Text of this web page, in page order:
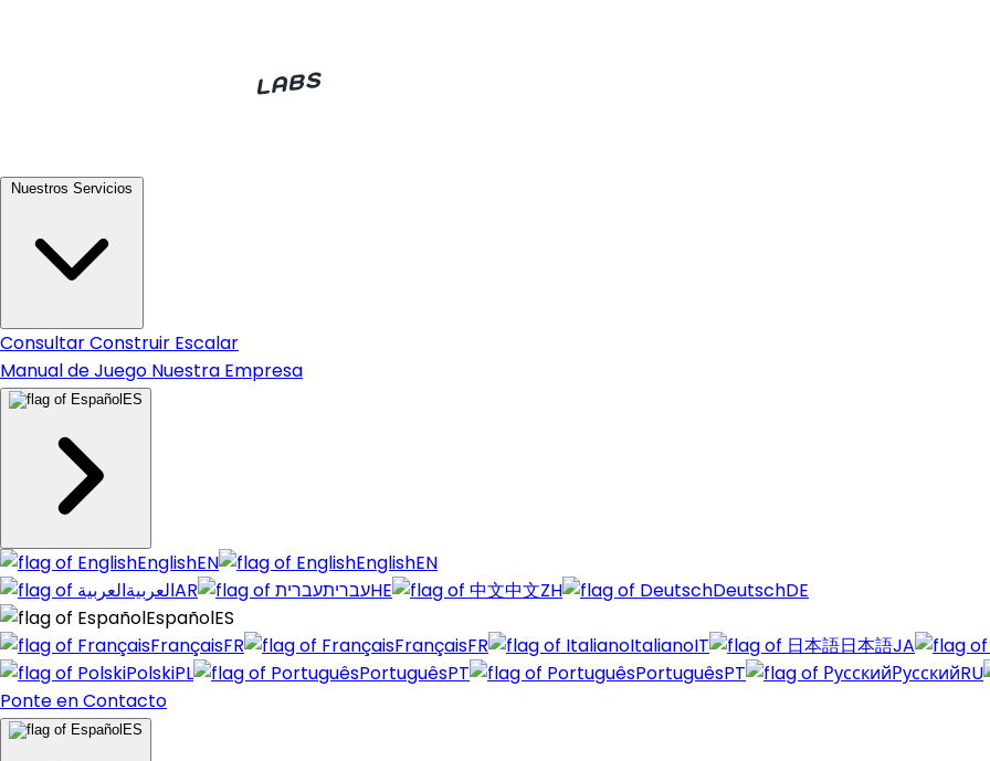
ConsultarConstruir Escalar
Manual de Juego Nuestra Empresa
ES
EnglishEN EnglishEN
العربيةAR עבריתHE 中文ZH DeutschDE
EspañolES
FrançaisFR FrançaisFR ItalianoIT 日本語JA
PolskiPL PortuguêsPT PortuguêsPT РусскийRU
Ponte en Contacto
ES